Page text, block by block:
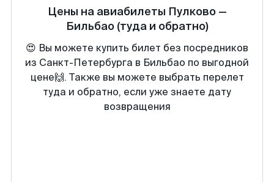
Цены на авиабилеты Пулково—
Бильбао (туда и обратно)
😍 Вы можете купить билет без посредников
из Санкт-Петербурга в Бильбао по выгодной
цене🙌. Также вы можете выбрать перелет
туда и обратно, если уже знаете дату
возвращения